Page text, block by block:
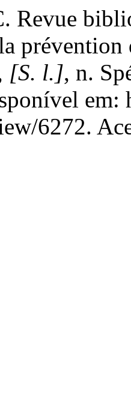
Revue
[S. l.], n.
em:
6272.